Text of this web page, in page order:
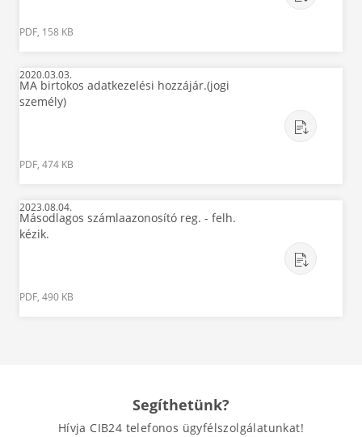
PDF, 158 KB
2020.03.03.
MA birtokos adatkezelési hozzájár.(jogi
személy)
PDF, 474 KB
2023.08.04.
Másodlagos számlaazonosító reg. - felh.
kézik.
PDF, 490 KB
Segíthetünk?
Hívja CIB24 telefonos ügyfélszolgálatunkat!